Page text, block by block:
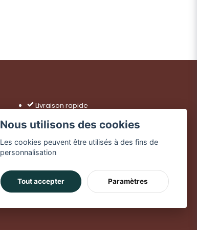
Livraison rapide
Livraison dès 49 €
Nous utilisons des cookies
Les cookies peuvent être utilisés à des fins de
personnalisation
Tout accepter Paramètres